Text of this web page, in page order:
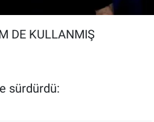
DE KULLANMIŞ
sürdürdü: